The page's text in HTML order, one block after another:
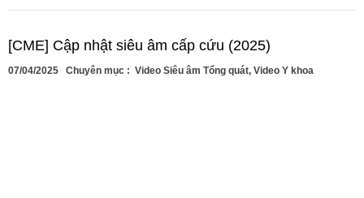
[CME] Cập nhật siêu âm cấp cứu (2025)
07/04/2025 Chuyên mục : Video Siêu âm Tổng quát, Video Y khoa